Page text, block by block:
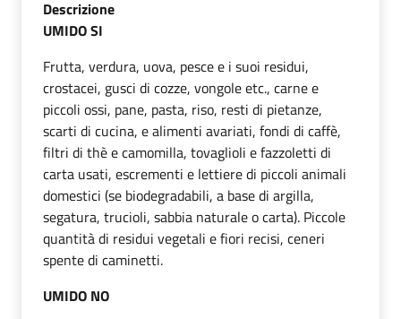
Descrizione
UMIDO SI
Frutta, verdura, uova, pesce e i suoi residui,
crostacei, gusci di cozze, vongole etc., carne e
piccoli ossi, pane, pasta, riso, resti di pietanze,
scarti di cucina, e alimenti avariati, fondi di caffè,
filtri di thè e camomilla, tovaglioli e fazzoletti di
carta usati, escrementi e lettiere di piccoli animali
domestici (se biodegradabili, a base di argilla,
segatura, trucioli, sabbia naturale o carta). Piccole
quantità di residui vegetali e fiori recisi, ceneri
spente di caminetti.
UMIDO NO